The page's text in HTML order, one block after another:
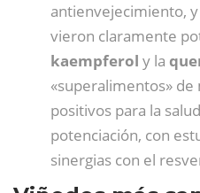
antienvejecimiento,
vieron claramente
kaempferol y la
«superalimentos»
positivos para la
potenciación, con
sinergias con el